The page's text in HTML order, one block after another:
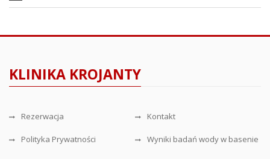
KLINIKA KROJANTY
Rezerwacja Kontakt
Polityka Prywatności Wyniki badań wody w basenie